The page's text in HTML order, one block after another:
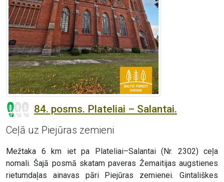
84. posms. Plateliai – Salantai.
Ceļā uz Piejūras zemieni
Mežtaka 6 km iet pa Plateliai–Salantai (Nr. 2302) ceļa
nomali. Šajā posmā skatam paveras Žemaitijas augstienes
rietumdaļas ainavas pāri Piejūras zemienei. Gintališkes